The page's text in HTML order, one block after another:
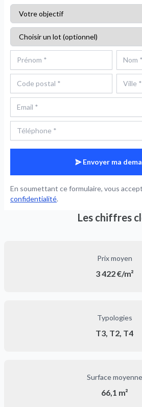
Envoyer ma
En soumettant ce formulaire, vous
confidentialité.
Les chiffres
Prix moyen
3 422 €/m²
Typologies
T3, T2, T4
Surface moyenne
66,1 m²